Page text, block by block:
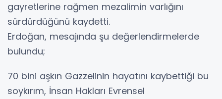
gayretlerine rağmen mezalimin varlığını
sürdürdüğünü kaydetti.
Erdoğan, mesajında şu değerlendirmelerde
bulundu;
70 bini aşkın Gazzelinin hayatını kaybettiği bu
soykırım, İnsan Hakları Evrensel